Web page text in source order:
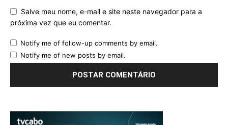
Salve meu nome, e-mail e site neste navegador para a
próxima vez que eu comentar.
Notify me of follow-up comments by email.
Notify me of new posts by email.